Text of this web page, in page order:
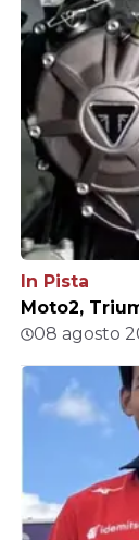
In Pista
Moto2,
08 agosto